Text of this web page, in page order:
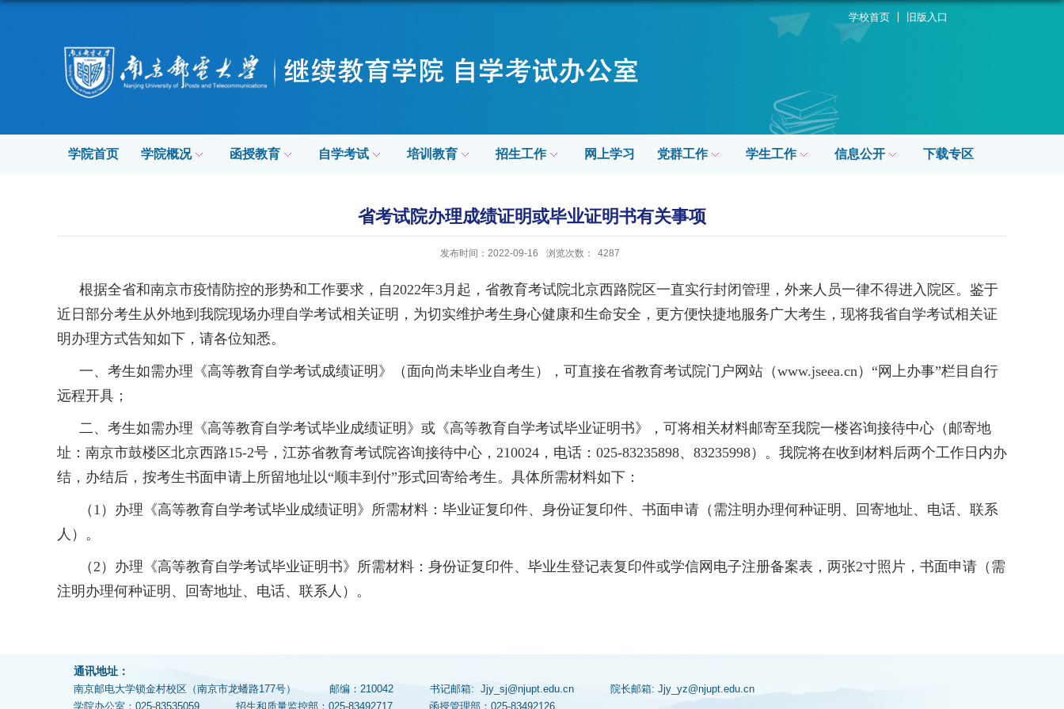
学校首页 旧版入口
学院首页 学院概况 函授教育 自学考试 培训教育 招生工作 网上学习 党群工作 学生工作 信息公开 下载专区
省考试院办理成绩证明或毕业证明书有关事项
发布时间：2022-09-16 浏览次数： 4287
根据全省和南京市疫情防控的形势和工作要求，自2022年3月起，省教育考试院北京西路院区一直实行封闭管理，外来人员一律不得进入院区。鉴于
近日部分考生从外地到我院现场办理自学考试相关证明，为切实维护考生身心健康和生命安全，更方便快捷地服务广大考生，现将我省自学考试相关证
明办理方式告知如下，请各位知悉。
一、考生如需办理《高等教育自学考试成绩证明》（面向尚未毕业自考生），可直接在省教育考试院门户网站（www.jseea.cn） “网上办事”栏目自行
远程开具；
二、考生如需办理《高等教育自学考试毕业成绩证明》或《高等教育自学考试毕业证明书》，可将相关材料邮寄至我院一楼咨询接待中心（邮寄地
址：南京市鼓楼区北京西路15-2号，江苏省教育考试院咨询接待中心， 210024 ，电话： 025-83235898、 83235998）。我院将在收到材料后两个工作日内办
结，办结后，按考生书面申请上所留地址以“顺丰到付”形式回寄给考生。具体所需材料如下：
（ 1 ）办理《高等教育自学考试毕业成绩证明》所需材料：毕业证复印件、身份证复印件、书面申请（需注明办理何种证明、回寄地址、电话、联系
人）。
（2 ）办理《高等教育自学考试毕业证明书》所需材料：身份证复印件、毕业生登记表复印件或学信网电子注册备案表，两张2寸照片，书面申请（需
注明办理何种证明、回寄地址、电话、联系人）。
通讯地址：
南京邮电大学锁金村校区（南京市龙蟠路177号） 邮编：210042 书记邮箱: Jjy_sj@njupt.edu.cn
院长邮箱: Jjy_yz@njupt.edu.cn
学院办公室：025-83535059
招生和质量监控部：025-83492717 函授管理部：025-83492126